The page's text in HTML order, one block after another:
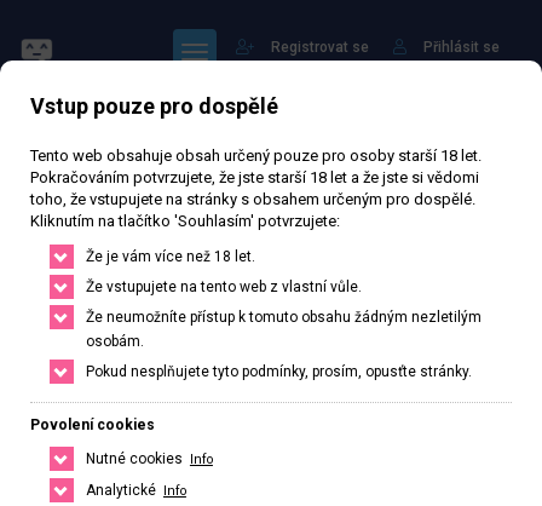
Přihlásit se
Registrovat se
Lea – do 7.8.
Právě otevřeno· Zavírá v 19
3 139 zhlédnutí Ověřený inzerát Aktivní 77 dní
Karlovy Vary, Karlovarský kraj, Česká republika
Vstup pouze pro dospělé
Tento web obsahuje obsah určený pouze pro osoby starší 18 let.
Pokračováním potvrzujete, že jste starší 18 let a že jste si vědomi
toho, že vstupujete na stránky s obsahem určeným pro dospělé.
Kliknutím na tlačítko 'Souhlasím' potvrzujete:
Že je vám více než 18 let.
Že vstupujete na tento web z vlastní vůle.
Že neumožníte přístup k tomuto obsahu žádným nezletilým
osobám.
Pokud nesplňujete tyto podmínky, prosím, opusťte stránky.
Povolení cookies
Nutné cookies
Info
Analytické Info